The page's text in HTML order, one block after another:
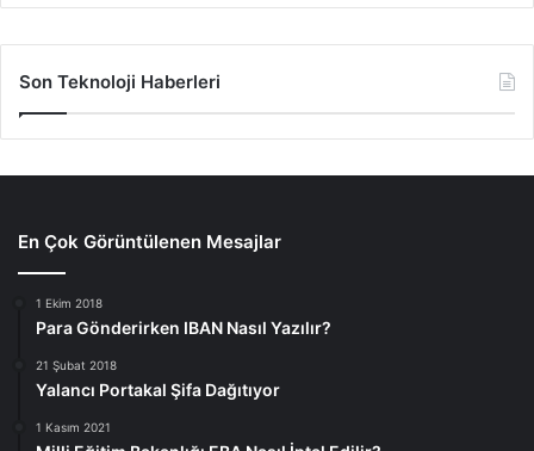
Son Teknoloji Haberleri
En Çok Görüntülenen Mesajlar
1 Ekim 2018
Para Gönderirken IBAN Nasıl Yazılır?
21 Şubat 2018
Yalancı Portakal Şifa Dağıtıyor
1 Kasım 2021